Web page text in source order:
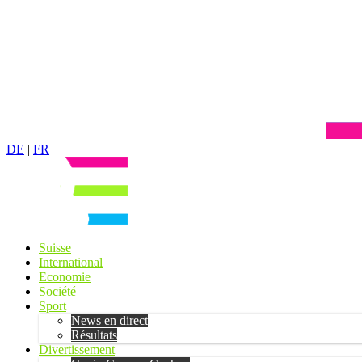
DE | FR
Suisse
International
Economie
Société
Sport
News en direct
Résultats
Divertissement